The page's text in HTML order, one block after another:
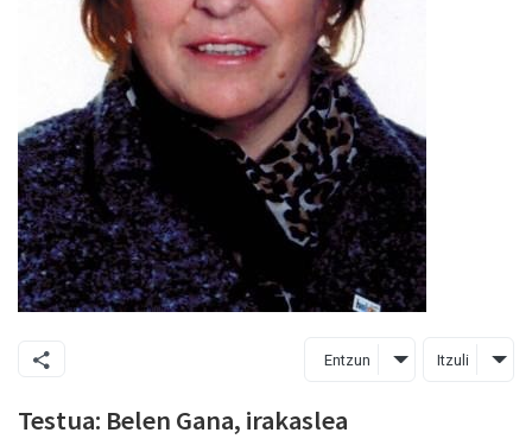
Entzun Itzuli
Testua: Belen Gana, irakaslea